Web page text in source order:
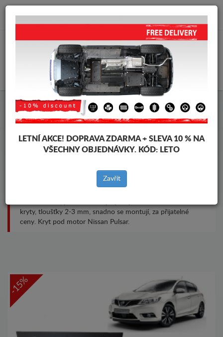
info@krytpodmotor.com
Kryt pod motor Nissan Pulsar
kryty, tloušťky 2-3 mm, snadno se montují, za přijatelné
ceny. Kryt pod motor Nissan Pulsar.
-15%
LETNÍ AKCE! DOPRAVA ZDARMA + SLEVA 10 % NA
VŠECHNY OBJEDNÁVKY. KÓD: LETO
Zavřít